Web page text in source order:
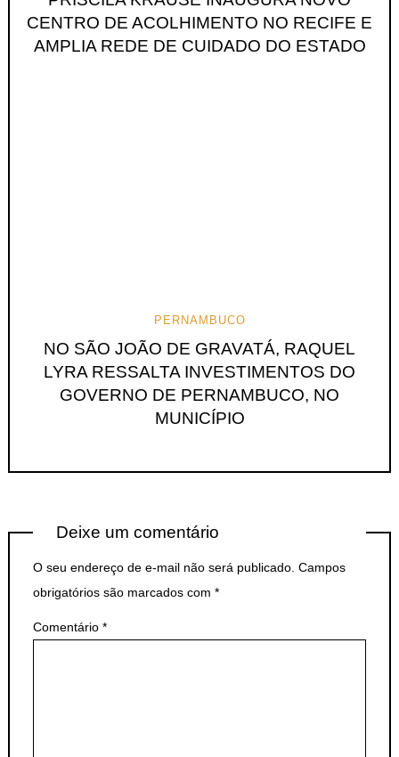
CENTRO DE ACOLHIMENTO NO RECIFE E
AMPLIA REDE DE CUIDADO DO ESTADO
PERNAMBUCO
NO SÃO JOÃO DE GRAVATÁ, RAQUEL
LYRA RESSALTA INVESTIMENTOS DO
GOVERNO DE PERNAMBUCO, NO
MUNICÍPIO
Deixe um comentário
O seu endereço de e-mail não será publicado. Campos
obrigatórios são marcados com *
Comentário *